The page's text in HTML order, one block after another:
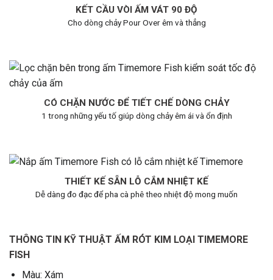
KẾT CẦU VÒI ẤM VÁT 90 ĐỘ
Cho dòng chảy Pour Over êm và thẳng
CÓ CHẶN NƯỚC ĐỂ TIẾT CHẾ DÒNG CHẢY
1 trong những yếu tố giúp dòng chảy êm ái và ổn định
THIẾT KẾ SẴN LỖ CẮM NHIỆT KẾ
Dễ dàng đo đạc để pha cà phê theo nhiệt độ mong muốn
THÔNG TIN KỸ THUẬT ẤM RÓT KIM LOẠI TIMEMORE
FISH
Màu: Xám